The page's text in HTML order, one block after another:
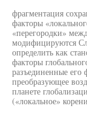
фрагментация
факторы
«перегородки»
модифицируются
определить как
факторы
разъединенные
преобразующее
планете
(«локальное»